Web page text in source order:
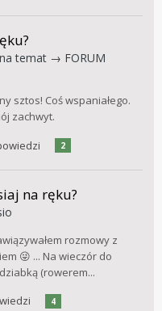
temat → FORUM
sztos! Coś wspaniałego.
zachwyt.
2
na ręku?
rozmowy z
😜 ... Na wieczór do
(rowerem...
4